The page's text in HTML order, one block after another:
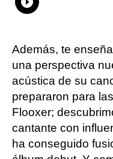
Whatsapp
Compartir
Además, te
una perspectiva
acústica de su
prepararon para
Flooxer;
cantante con
ha conseguido